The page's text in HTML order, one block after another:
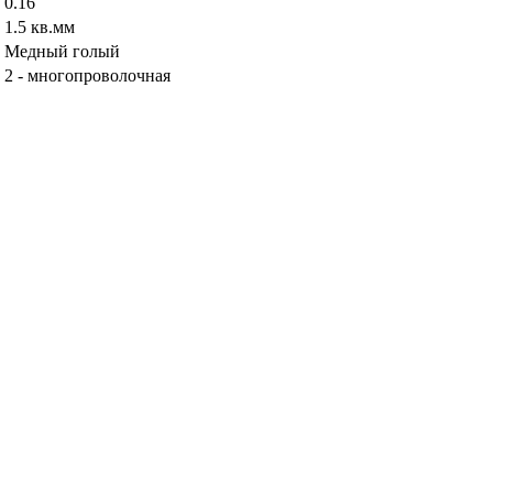
1.5 кв.мм
Медный голый
2 - многопроволочная